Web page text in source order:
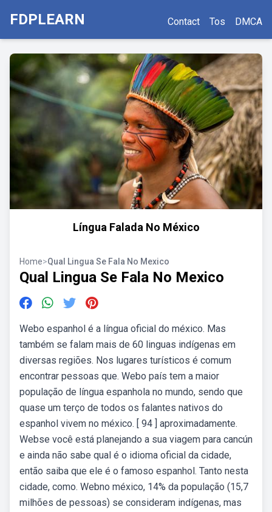
FDPLEARN Contact Tos DMCA
Língua Falada No México
Home>Qual Lingua Se Fala No Mexico
Qual Lingua Se Fala No Mexico
Webo espanhol é a língua oficial do méxico. Mas
também se falam mais de 60 linguas indígenas em
diversas regiões. Nos lugares turísticos é comum
encontrar pessoas que. Webo país tem a maior
população de língua espanhola no mundo, sendo que
quase um terço de todos os falantes nativos do
espanhol vivem no méxico. [ 94 ] aproximadamente.
Webse você está planejando a sua viagem para cancún
e ainda não sabe qual é o idioma oficial da cidade,
então saiba que ele é o famoso espanhol. Tanto nesta
cidade, como. Webno méxico, 14% da população (15,7
milhões de pessoas) se consideram indígenas, mas